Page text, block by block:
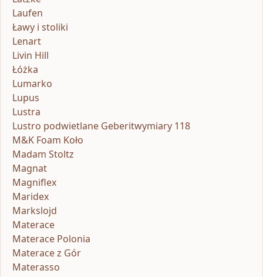
Laufen
Ławy i stoliki
Lenart
Livin Hill
Łóżka
Lumarko
Lupus
Lustra
Lustro podwietlane Geberitwymiary 118
M&K Foam Koło
Madam Stoltz
Magnat
Magniflex
Maridex
Markslojd
Materace
Materace Polonia
Materace z Gór
Materasso